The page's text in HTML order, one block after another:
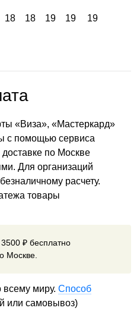
18 18 19 19 19
«Виза», «Мастеркард»
с помощью сервиса
по Москве
Для организаций
расчету.
товары
₽ бесплатно
Москве.
миру. Способ
или самовывоз)